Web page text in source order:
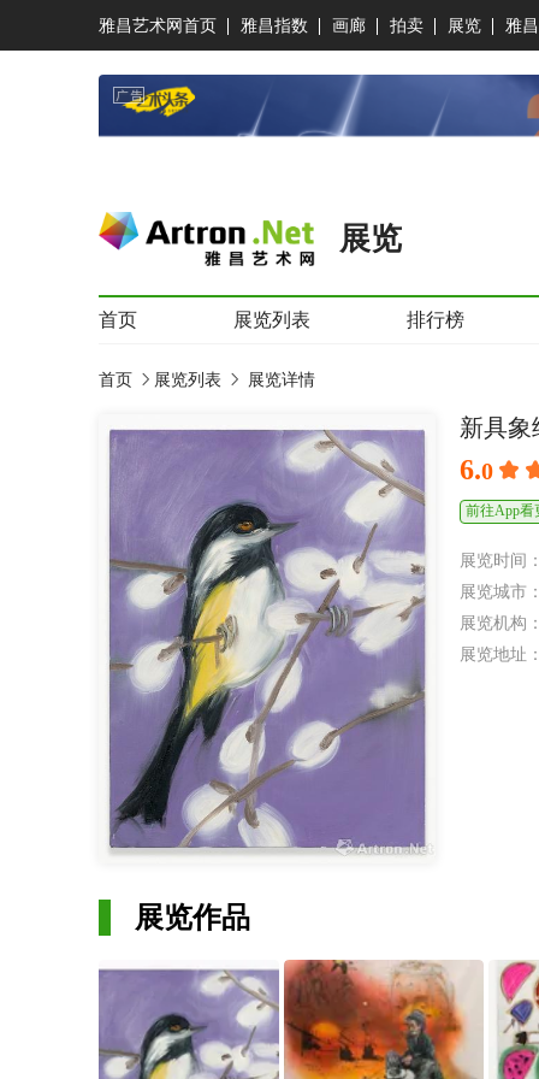
雅昌艺术网首页 雅昌指数 画廊 拍卖 展览 雅
展览
首页 展览列表 排行榜
首页 展览列表 展览详情
新具象
6.0
前往App看
展览时间
展览城市
展览机构
展览地址
展览作品